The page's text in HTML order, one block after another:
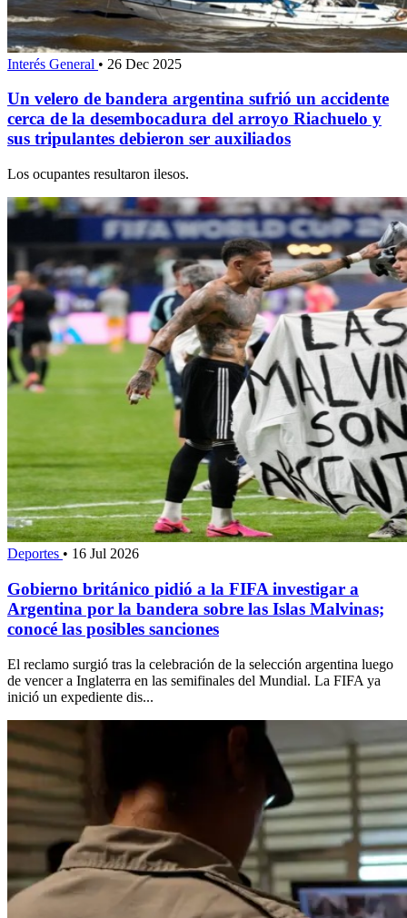
Interés General • 26 Dec 2025
Un velero de bandera argentina sufrió un accidente
cerca de la desembocadura del arroyo Riachuelo y
sus tripulantes debieron ser auxiliados
Los ocupantes resultaron ilesos.
Deportes • 16 Jul 2026
Gobierno británico pidió a la FIFA investigar a
Argentina por la bandera sobre las Islas Malvinas;
conocé las posibles sanciones
El reclamo surgió tras la celebración de la selección argentina luego
de vencer a Inglaterra en las semifinales del Mundial. La FIFA ya
inició un expediente dis...